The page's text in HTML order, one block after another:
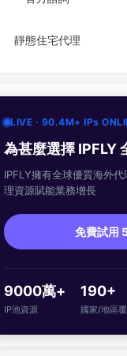
靜態住宅代理
LIVE · 90.4M+ IPs
為甚麼選擇 IPFLY
IPFLY擁有全球優質海外
理資源賦能業務增長
免費試用
9000萬+
IP池資源
190+
國家/地區